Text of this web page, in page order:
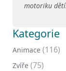
motoriku
Kategorie
Animace (116)
Zvíře (75)